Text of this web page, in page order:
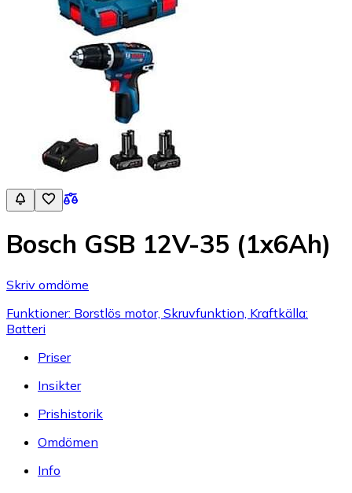
Bosch GSB 12V-35 (1x6Ah)
Skriv omdöme
Funktioner: Borstlös motor, Skruvfunktion, Kraftkälla:
Batteri
Priser
Insikter
Prishistorik
Omdömen
Info